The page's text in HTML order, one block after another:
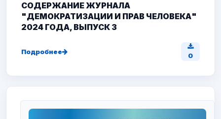
СОДЕРЖАНИЕ ЖУРНАЛА
"ДЕМОКРАТИЗАЦИИ И ПРАВ ЧЕЛОВЕКА"
2024 ГОДА, ВЫПУСК 3
Подробнее 0